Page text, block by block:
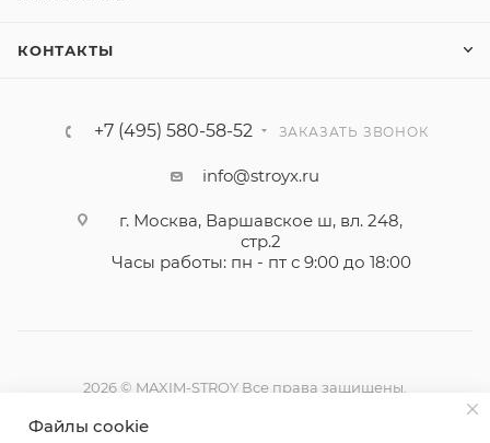
КОНТАКТЫ
+7 (495) 580-58-52 ЗАКАЗАТЬ ЗВОНОК
info@stroyx.ru
г. Москва, Варшавское ш, вл. 248,
стр.2
Часы работы: пн - пт с 9:00 до 18:00
2026 © MAXIM-STROY Все права защищены.
офертой определяемой положениями Статьи 437
Файлы cookie